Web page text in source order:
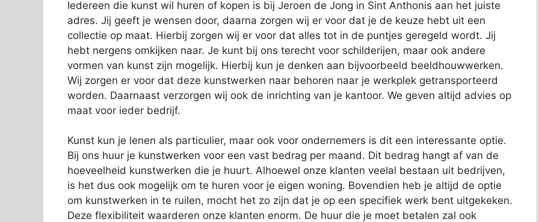
Iedereen die kunst wil huren of kopen is bij Jeroen de Jong in Sint Anthonis aan het juiste
adres. Jij geeft je wensen door, daarna zorgen wij er voor dat je de keuze hebt uit een
collectie op maat. Hierbij zorgen wij er voor dat alles tot in de puntjes geregeld wordt. Jij
hebt nergens omkijken naar. Je kunt bij ons terecht voor schilderijen, maar ook andere
vormen van kunst zijn mogelijk. Hierbij kun je denken aan bijvoorbeeld beeldhouwwerken.
Wij zorgen er voor dat deze kunstwerken naar behoren naar je werkplek getransporteerd
worden. Daarnaast verzorgen wij ook de inrichting van je kantoor. We geven altijd advies op
maat voor ieder bedrijf.
Kunst kun je lenen als particulier, maar ook voor ondernemers is dit een interessante optie.
Bij ons huur je kunstwerken voor een vast bedrag per maand. Dit bedrag hangt af van de
hoeveelheid kunstwerken die je huurt. Alhoewel onze klanten veelal bestaan uit bedrijven,
is het dus ook mogelijk om te huren voor je eigen woning. Bovendien heb je altijd de optie
om kunstwerken in te ruilen, mocht het zo zijn dat je op een specifiek werk bent uitgekeken.
Deze flexibiliteit waarderen onze klanten enorm. De huur die je moet betalen zal ook